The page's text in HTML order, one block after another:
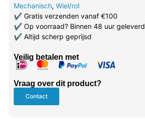
Mechanisch, Wiel/rol
✔Gratis verzenden vanaf €100
✔Op voorraad? Binnen 48 uur geleverd
✔Altijd scherp geprijsd
Veilig betalen met
Vraag over dit product?
Contact